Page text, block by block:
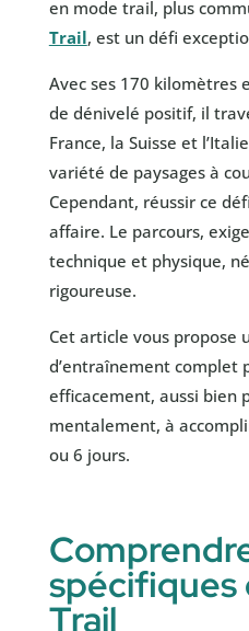
en mode trail, plus
Trail, est un défi
Avec ses 170 kilomètres
de dénivelé positif, il
France, la Suisse et
variété de paysages à
Cependant, réussir ce
affaire. Le parcours,
technique et physique,
rigoureuse.
Cet article vous propose
d’entraînement complet
efficacement, aussi bien
mentalement, à
ou 6 jours.
spécifiques
Trail